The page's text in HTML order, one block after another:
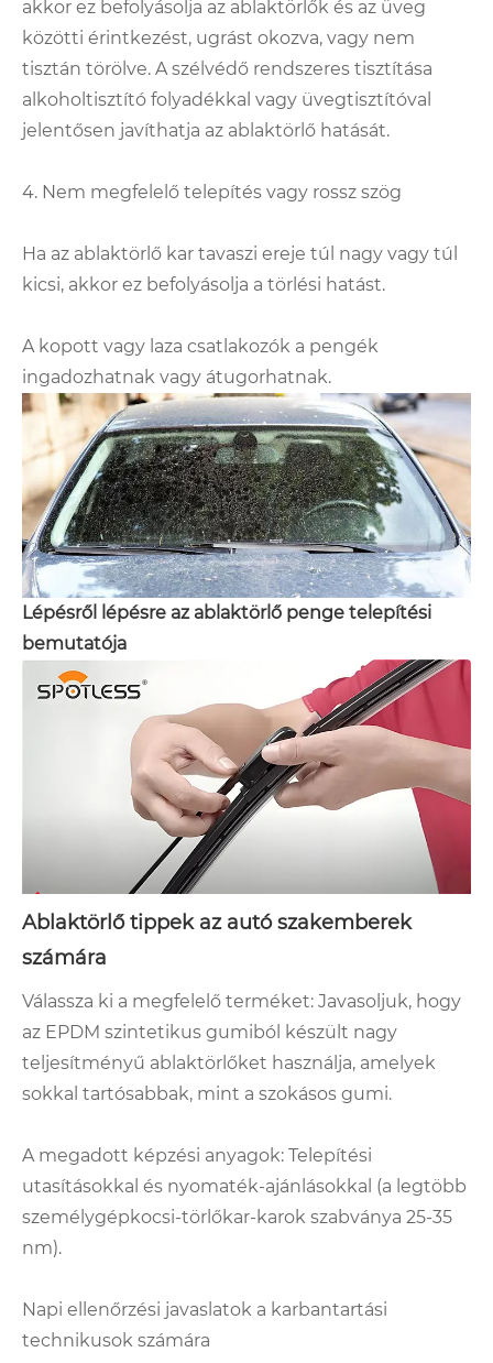
akkor ez befolyásolja az ablaktörlők és az üveg
közötti érintkezést, ugrást okozva, vagy nem
tisztán törölve. A szélvédő rendszeres tisztítása
alkoholtisztító folyadékkal vagy üvegtisztítóval
jelentősen javíthatja az ablaktörlő hatását.
4. Nem megfelelő telepítés vagy rossz szög
Ha az ablaktörlő kar tavaszi ereje túl nagy vagy túl
kicsi, akkor ez befolyásolja a törlési hatást.
A kopott vagy laza csatlakozók a pengék
ingadozhatnak vagy átugorhatnak.
Lépésről lépésre az ablaktörlő penge telepítési
bemutatója
Ablaktörlő tippek az autó szakemberek
számára
Válassza ki a megfelelő terméket: Javasoljuk, hogy
az EPDM szintetikus gumiból készült nagy
teljesítményű ablaktörlőket használja, amelyek
sokkal tartósabbak, mint a szokásos gumi.
A megadott képzési anyagok: Telepítési
utasításokkal és nyomaték-ajánlásokkal (a legtöbb
személygépkocsi-törlőkar-karok szabványa 25-35
nm).
Napi ellenőrzési javaslatok a karbantartási
technikusok számára